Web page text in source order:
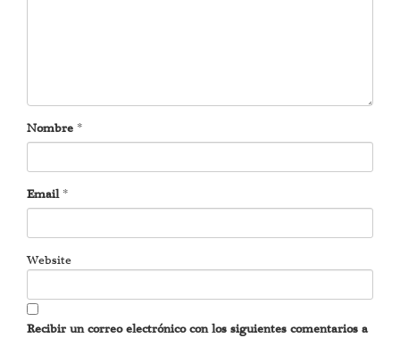
Nombre *
Email *
Website
Recibir un correo electrónico con los siguientes comentarios a